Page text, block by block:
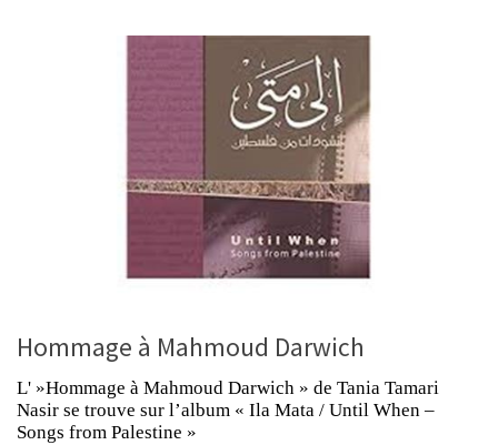
Hommage à Mahmoud Darwich
L' »Hommage à Mahmoud Darwich » de Tania Tamari
Nasir se trouve sur l’album « Ila Mata / Until When –
Songs from Palestine »